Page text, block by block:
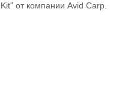
от компании Avid Carp.